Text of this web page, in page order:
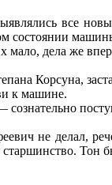
все
состоянии
дела же
Корсуна,
к машине.
не делал,